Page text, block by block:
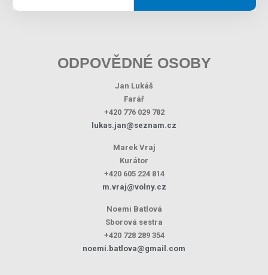
ODPOVĚDNÉ OSOBY
Jan Lukáš
Farář
+420 776 029 782
lukas.jan@seznam.cz
Marek Vraj
Kurátor
+420 605 224 814
m.vraj@volny.cz
Noemi Batlová
Sborová sestra
+420 728 289 354
noemi.batlova@gmail.com